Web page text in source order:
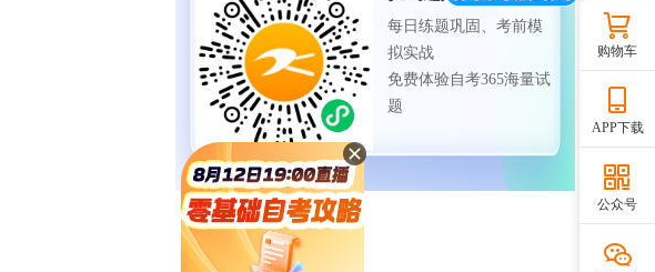
每日练题巩固、考前模
拟实战
免费体验自考365海量试
题
购物车
APP下载
公众号